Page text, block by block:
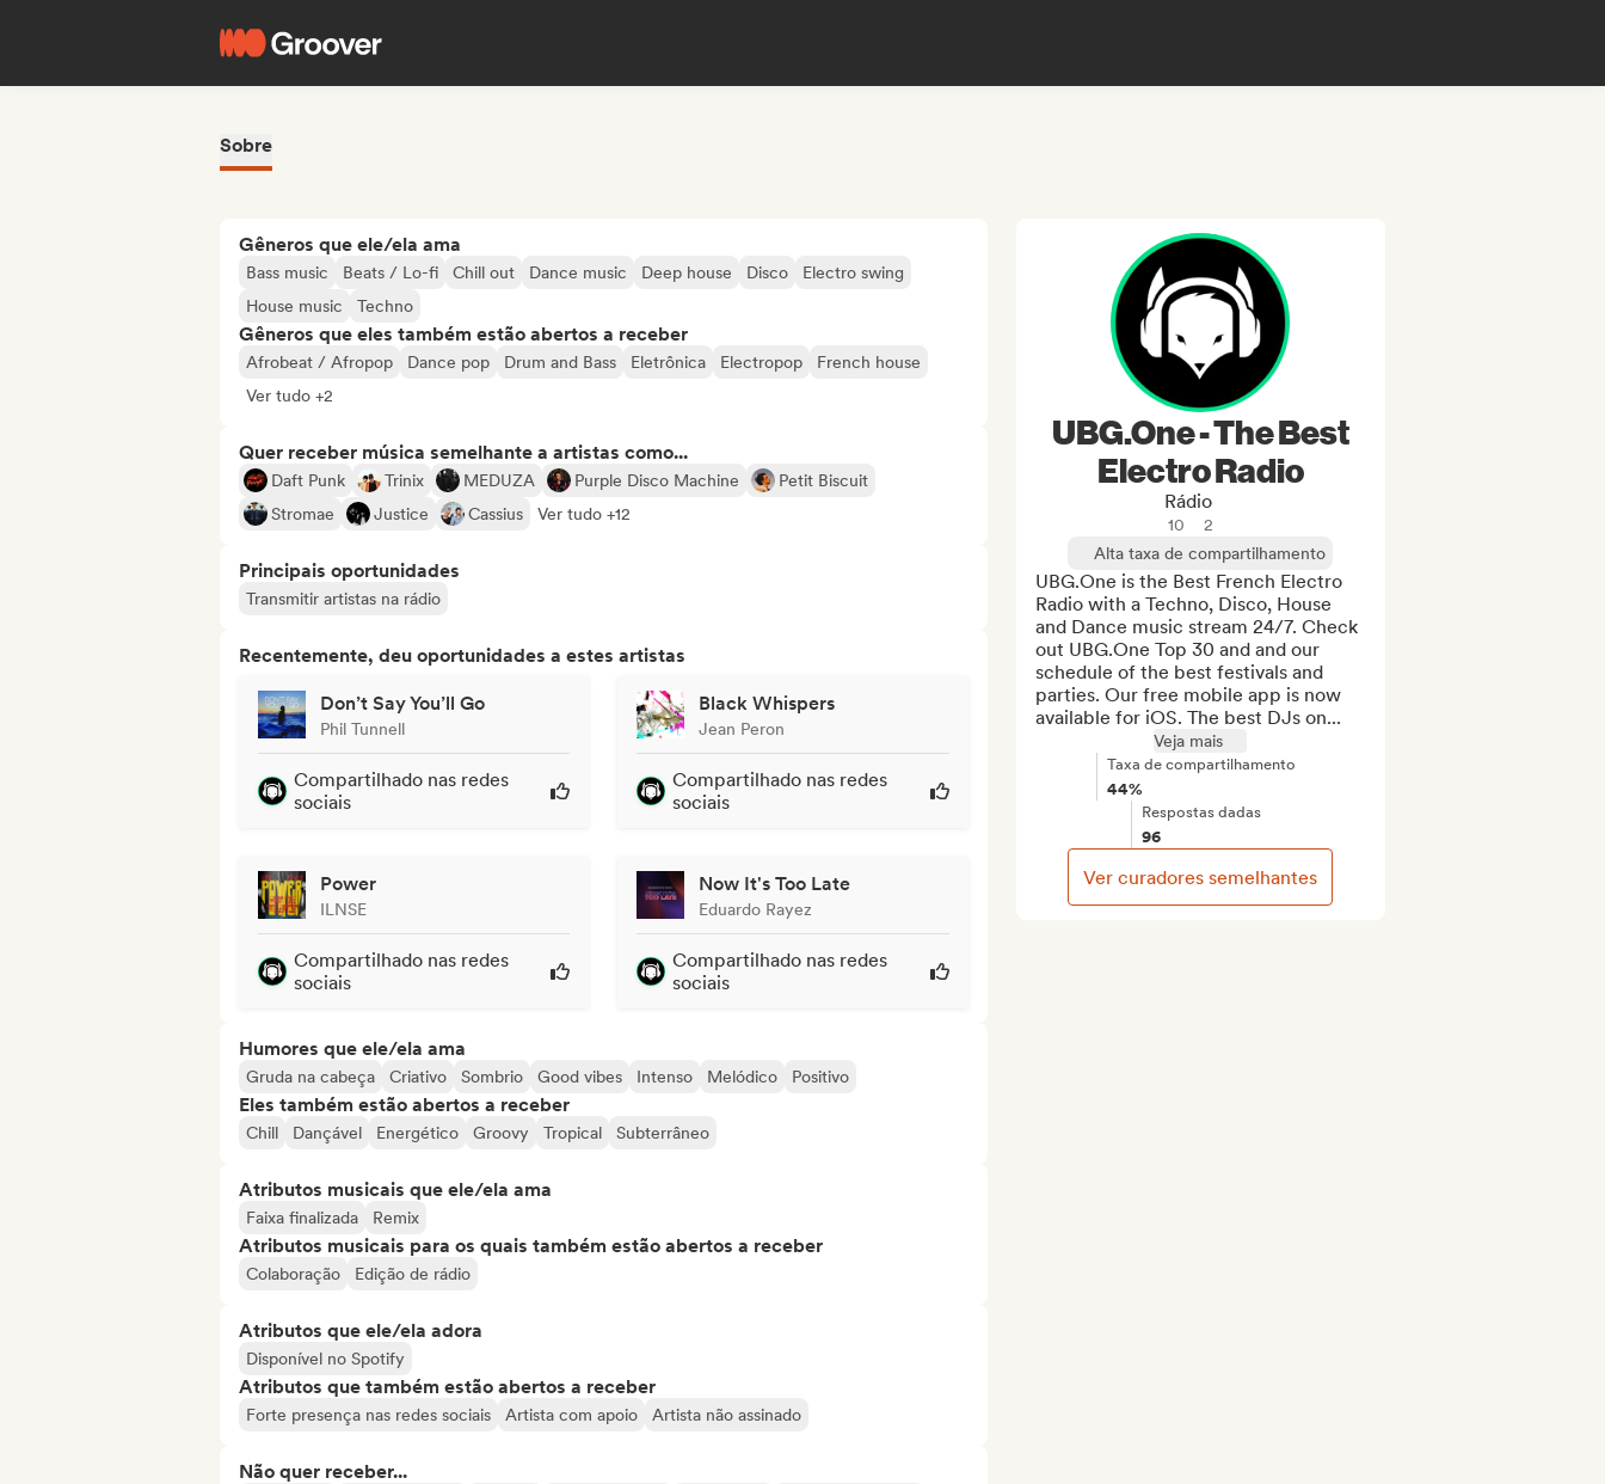
Sobre
Gêneros que ele/ela ama
Bass music Beats / Lo-fi Chill out Dance music Deep house Disco
Electro swing
House music
Techno
Gêneros que eles também estão abertos a receber
Afrobeat / Afropop Dance pop Drum and Bass Eletrônica Electropop
French house
Ver tudo +2
Quer receber música semelhante a artistas como...
Daft Punk Trinix MEDUZA Purple Disco Machine
Petit Biscuit
Stromae
Justice Cassius Ver tudo +12
Principais oportunidades
Transmitir artistas na rádio
Recentemente, deu oportunidades a estes artistas
Don’t Say You’ll Go
Phil Tunnell
Compartilhado nas redes
sociais
Black Whispers
Jean Peron
Compartilhado nas redes
sociais
Power
ILNSE
Compartilhado nas redes
sociais
Now It's Too Late
Eduardo Rayez
Compartilhado nas redes
sociais
Humores que ele/ela ama
Gruda na cabeça Criativo Sombrio Good vibes Intenso Melódico Positivo
Eles também estão abertos a receber
Chill Dançável Energético Groovy Tropical Subterrâneo
Atributos musicais que ele/ela ama
Faixa finalizada Remix
Atributos musicais para os quais também estão abertos a receber
Colaboração Edição de rádio
Atributos que ele/ela adora
Disponível no Spotify
Atributos que também estão abertos a receber
Forte presença nas redes sociais Artista com apoio Artista não assinado
Não quer receber...
UBG.One - The Best
Electro Radio
Rádio
10
2
Alta taxa de compartilhamento
UBG.One is the Best French Electro
Radio with a Techno, Disco, House
and Dance music stream 24/7. Check
out UBG.One Top 30 and and our
schedule of the best festivals and
parties. Our free mobile app is now
available for iOS. The best DJs on...
Veja mais
Taxa de compartilhamento
44%
Respostas dadas
96
Ver curadores semelhantes